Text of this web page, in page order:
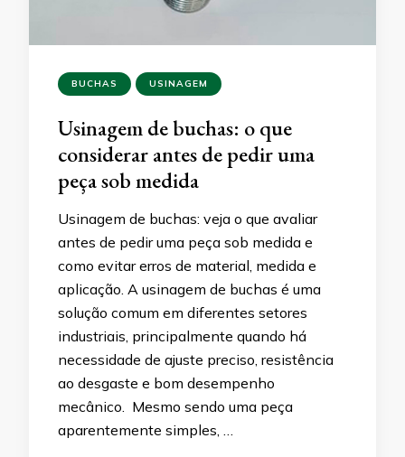
BUCHAS USINAGEM
Usinagem de buchas: o que
considerar antes de pedir uma
peça sob medida
Usinagem de buchas: veja o que avaliar
antes de pedir uma peça sob medida e
como evitar erros de material, medida e
aplicação. A usinagem de buchas é uma
solução comum em diferentes setores
industriais, principalmente quando há
necessidade de ajuste preciso, resistência
ao desgaste e bom desempenho
mecânico. Mesmo sendo uma peça
aparentemente simples, …